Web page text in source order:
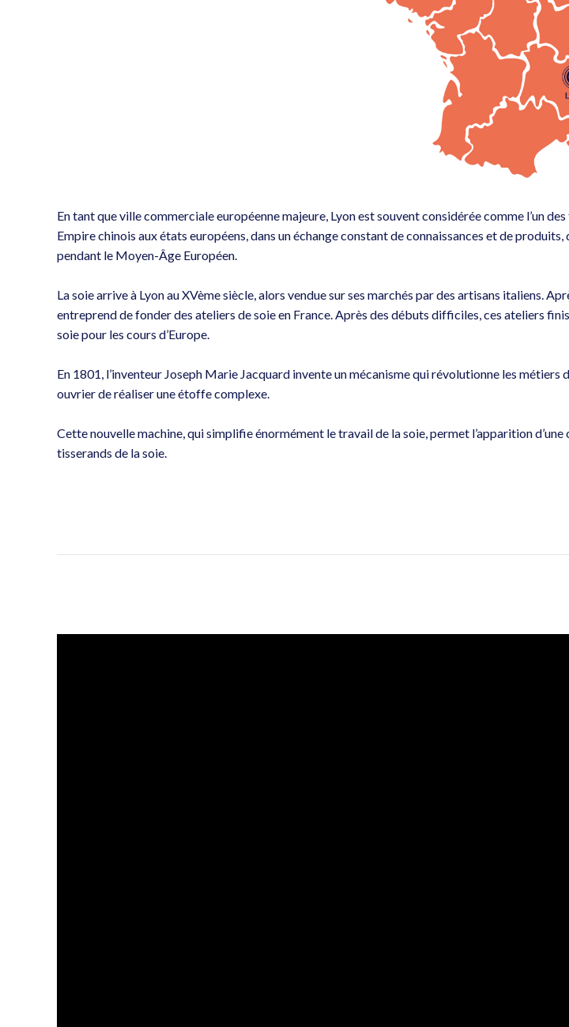
En tant que ville commerciale européenne majeure, Lyon est souvent considérée comme l’un
Empire chinois aux états européens, dans un échange constant de connaissances et de
pendant le Moyen-Âge Européen.
La soie arrive à Lyon au XVème siècle, alors vendue sur ses marchés par des artisans italiens.
entreprend de fonder des ateliers de soie en France. Après des débuts difficiles, ces ateliers
soie pour les cours d’Europe.
En 1801, l’inventeur Joseph Marie Jacquard invente un mécanisme qui révolutionne les métiers
ouvrier de réaliser une étoffe complexe.
Cette nouvelle machine, qui simplifie énormément le travail de la soie, permet l’apparition
tisserands de la soie.